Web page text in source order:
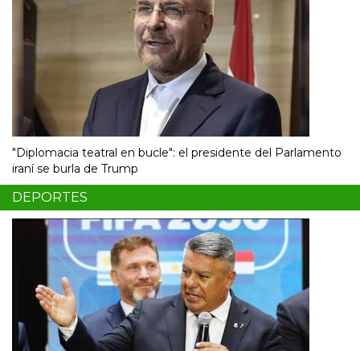
"Diplomacia teatral en bucle": el presidente del Parlamento
iraní se burla de Trump
DEPORTES